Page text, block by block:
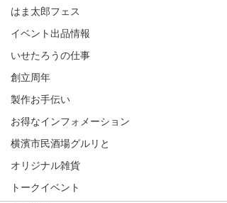
はま太郎フェス
イベント出品情報
いせたろうの仕事
創立周年
製作お手伝い
お得なインフォメーション
横濱市民酒場グルリと
オリジナル雑貨
トークイベント